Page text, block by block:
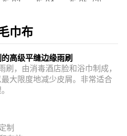
巾布
高级平缝边缘雨刷
刷，由消毒酒店脸和浴巾制成，
大限度地减少皮屑。非常适合
制